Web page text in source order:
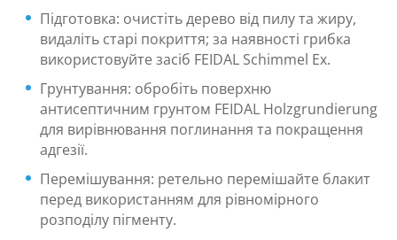
Підготовка: очистіть дерево від пилу та жиру,
видаліть старі покриття; за наявності грибка
використовуйте засіб FEIDAL Schimmel Ex.
Грунтування: обробіть поверхню
антисептичним грунтом FEIDAL Holzgrundierung
для вирівнювання поглинання та покращення
адгезії.
Перемішування: ретельно перемішайте блакит
перед використанням для рівномірного
розподілу пігменту.